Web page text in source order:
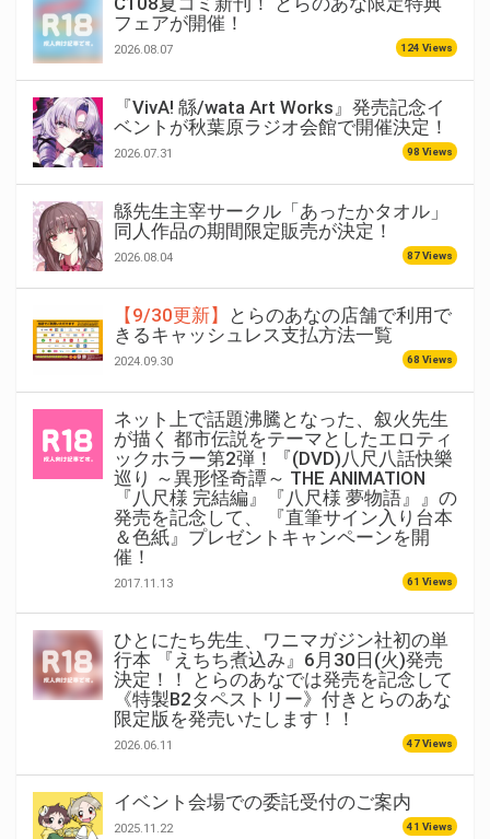
フェアが開催！
2026.08.07 124 Views
『VivA! 緜/wata Art Works』発売記念イ
ベントが秋葉原ラジオ会館で開催決定！
2026.07.31 98 Views
緜先生主宰サークル「あったかタオル」
同人作品の期間限定販売が決定！
2026.08.04 87 Views
【9/30更新】
とらのあなの店舗で利用で
きるキャッシュレス支払方法一覧
2024.09.30 68 Views
ネット上で話題沸騰となった、叙火先生
が描く 都市伝説をテーマとしたエロティ
ックホラー第2弾！『(DVD)八尺八話快樂
巡り ～異形怪奇譚～ THE ANIMATION
『八尺様 完結編』『八尺様 夢物語』』の
発売を記念して、 『直筆サイン入り台本
＆色紙』プレゼントキャンペーンを開
催！
2017.11.13 61 Views
ひとにたち先生、ワニマガジン社初の単
行本 『えちち煮込み』6月30日(火)発売
決定！！ とらのあなでは発売を記念して
《特製B2タペストリー》付きとらのあな
限定版を発売いたします！！
2026.06.11 47 Views
イベント会場での委託受付のご案内
2025.11.22 41 Views